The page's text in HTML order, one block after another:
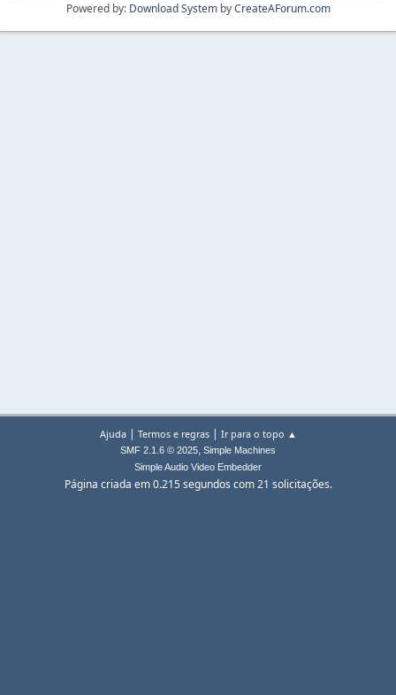
Powered by: Download SystembyCreateAForum.com
Ajuda| Termos e regras| Ir para o topo ▲
SMF 2.1.6 © 2025, Simple Machines
Simple Audio Video Embedder
Página criada em 0.215 segundos com 21 solicitações.